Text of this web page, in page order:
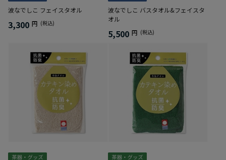
波なでしこ フェイスタオル
3,300 円 (税込)
波なでしこ バスタオル&フェイスタ
オル
5,500 円 (税込)